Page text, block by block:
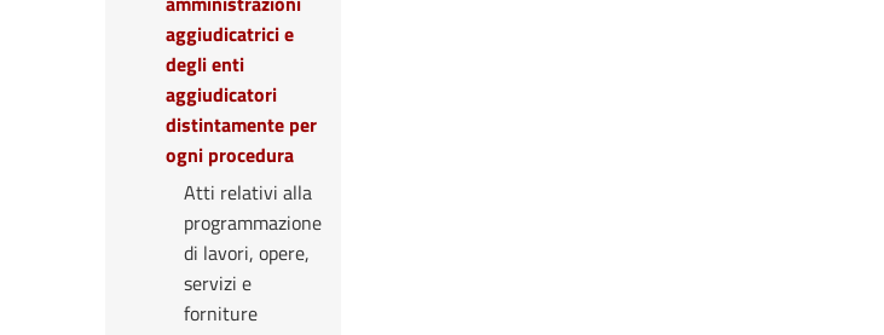
aggiudicatrici e
degli enti
aggiudicatori
distintamente per
ogni procedura
Atti relativi alla
programmazione
di lavori, opere,
servizi e
forniture